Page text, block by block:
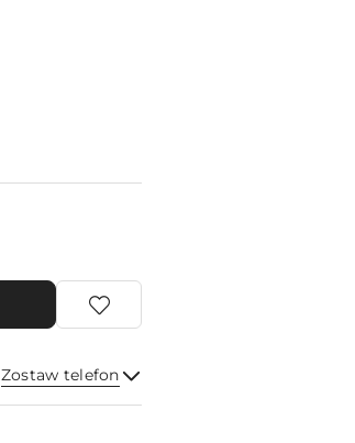
Zostaw telefon
Wyślij